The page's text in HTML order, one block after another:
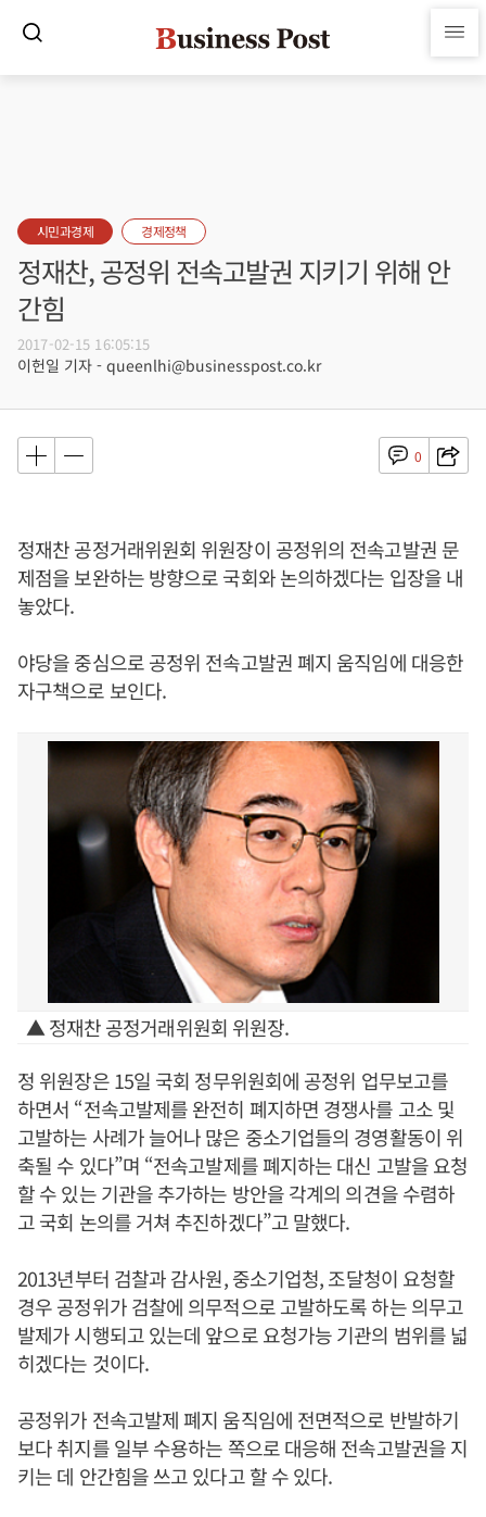
시민과경제 경제정책
정재찬, 공정위 전속고발권 지키기 위해 안
간힘
2017-02-15 16:05:15
이헌일 기자 - queenlhi@businesspost.co.kr
0
정재찬 공정거래위원회 위원장이 공정위의 전속고발권 문
제점을 보완하는 방향으로 국회와 논의하겠다는 입장을 내
놓았다.
야당을 중심으로 공정위 전속고발권 폐지 움직임에 대응한
자구책으로 보인다.
▲ 정재찬 공정거래위원회 위원장.
정 위원장은 15일 국회 정무위원회에 공정위 업무보고를
하면서 “전속고발제를 완전히 폐지하면 경쟁사를 고소 및
고발하는 사례가 늘어나 많은 중소기업들의 경영활동이 위
축될 수 있다”며 “전속고발제를 폐지하는 대신 고발을 요청
할 수 있는 기관을 추가하는 방안을 각계의 의견을 수렴하
고 국회 논의를 거쳐 추진하겠다”고 말했다.
2013년부터 검찰과 감사원, 중소기업청, 조달청이 요청할
경우 공정위가 검찰에 의무적으로 고발하도록 하는 의무고
발제가 시행되고 있는데 앞으로 요청가능 기관의 범위를 넓
히겠다는 것이다.
공정위가 전속고발제 폐지 움직임에 전면적으로 반발하기
보다 취지를 일부 수용하는 쪽으로 대응해 전속고발권을 지
키는 데 안간힘을 쓰고 있다고 할 수 있다.